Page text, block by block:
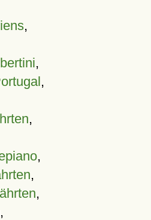
,
,
,
,
,
,
,
,